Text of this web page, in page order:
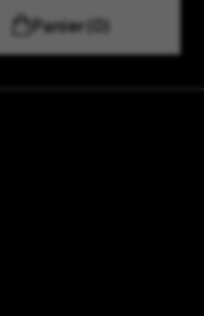
Panier (0)